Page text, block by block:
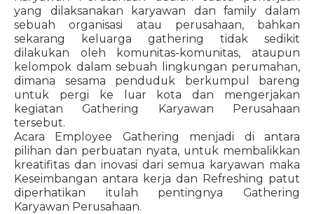
yang dilaksanakan karyawan dan family dalam
sebuah organisasi atau perusahaan, bahkan
sekarang keluarga gathering tidak sedikit
dilakukan oleh komunitas-komunitas, ataupun
kelompok dalam sebuah lingkungan perumahan,
dimana sesama penduduk berkumpul bareng
untuk pergi ke luar kota dan mengerjakan
kegiatan Gathering Karyawan Perusahaan
tersebut.
Acara Employee Gathering menjadi di antara
pilihan dan perbuatan nyata, untuk membalikkan
kreatifitas dan inovasi dari semua karyawan maka
Keseimbangan antara kerja dan Refreshing patut
diperhatikan itulah pentingnya Gathering
Karyawan Perusahaan.